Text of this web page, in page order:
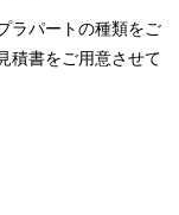
ラパートの種類をご
積書をご用意させて